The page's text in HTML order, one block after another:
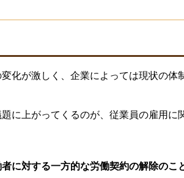
化が激しく、企業によっては現状の体
に上がってくるのが、従業員の雇用に
に対する一方的な労働契約の解除のこ